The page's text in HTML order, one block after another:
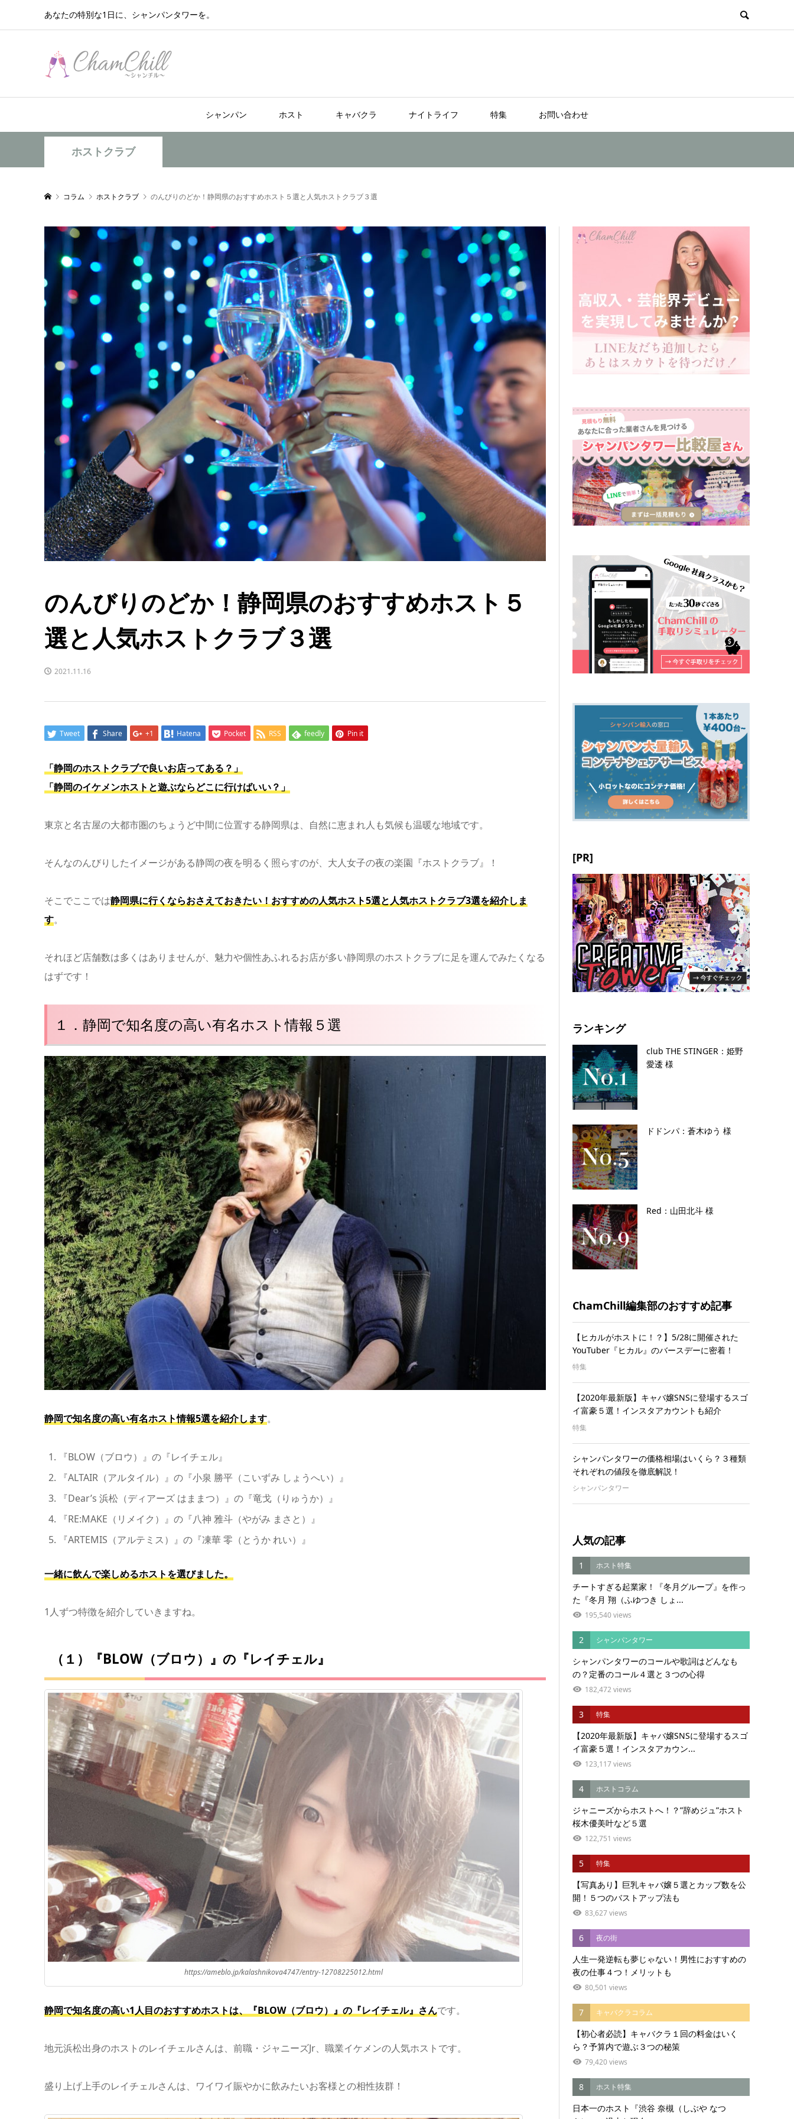
あなたの特別な1日に、シャンパンタワーを。
シャンパン ホスト キャバクラ ナイトライフ 特集 お問い合わせ
ホストクラブ
コラム ホストクラブ のんびりのどか！静岡県のおすすめホスト５選と人気ホストクラブ３選
のんびりのどか！静岡県のおすすめホスト５
選と人気ホストクラブ３選
2021.11.16
Tweet Share +1 Hatena Pocket RSS feedly Pin it
「静岡のホストクラブで良いお店ってある？」
「静岡のイケメンホストと遊ぶならどこに行けばいい？」
東京と名古屋の大都市圏のちょうど中間に位置する静岡県は、自然に恵まれ人も気候も温暖な地域です。
そんなのんびりしたイメージがある静岡の夜を明るく照らすのが、大人女子の夜の楽園『ホストクラブ』！
そこでここでは静岡県に行くならおさえておきたい！おすすめの人気ホスト5選と人気ホストクラブ3選を紹介しま
す。
それほど店舗数は多くはありませんが、魅力や個性あふれるお店が多い静岡県のホストクラブに足を運んでみたくなる
はずです！
１．静岡で知名度の高い有名ホスト情報５選
静岡で知名度の高い有名ホスト情報5選を紹介します。
『BLOW（ブロウ）』の『レイチェル』
『ALTAIR（アルタイル）』の『小泉 勝平（こいずみ しょうへい）』
『Dear’s 浜松（ディアーズ はままつ）』の『竜戈（りゅうか）』
『RE:MAKE（リメイク）』の『八神 雅斗（やがみ まさと）』
『ARTEMIS（アルテミス）』の『凍華 零（とうか れい）』
一緒に飲んで楽しめるホストを選びました。
1人ずつ特徴を紹介していきますね。
（１）『BLOW（ブロウ）』の『レイチェル』
https://ameblo.jp/kalashnikova4747/entry-12708225012.html
静岡で知名度の高い1人目のおすすめホストは、『BLOW（ブロウ）』の『レイチェル』さんです。
地元浜松出身のホストのレイチェルさんは、前職・ジャニーズJr、職業イケメンの人気ホストです。
盛り上げ上手のレイチェルさんは、ワイワイ賑やかに飲みたいお客様との相性抜群！
[PR]
ランキング
club THE STINGER：姫野
愛逶 様
ドドンパ：蒼木ゆう 様
Red：山田北斗 様
ChamChill編集部のおすすめ記事
【ヒカルがホストに！？】5/28に開催された
YouTuber『ヒカル』のバースデーに密着！
特集
【2020年最新版】キャバ嬢SNSに登場するスゴ
イ富豪５選！インスタアカウントも紹介
特集
シャンパンタワーの価格相場はいくら？３種類
それぞれの値段を徹底解説！
シャンパンタワー
人気の記事
1 ホスト特集
チートすぎる起業家！『冬月グループ』を作っ
た『冬月 翔（ふゆつき しょ...
195,540 views
2 シャンパンタワー
シャンパンタワーのコールや歌詞はどんなも
の？定番のコール４選と３つの心得
182,472 views
3 特集
【2020年最新版】キャバ嬢SNSに登場するスゴ
イ富豪５選！インスタアカウン...
123,117 views
4 ホストコラム
ジャニーズからホストへ！？”辞めジュ”ホスト
桜木優美叶など５選
122,751 views
5 特集
【写真あり】巨乳キャバ嬢５選とカップ数を公
開！５つのバストアップ法も
83,627 views
6 夜の街
人生一発逆転も夢じゃない！男性におすすめの
夜の仕事４つ！メリットも
80,501 views
7 キャバクラコラム
【初心者必読】キャバクラ１回の料金はいく
ら？予算内で遊ぶ３つの秘策
79,420 views
8 ホスト特集
日本一のホスト『渋谷 奈槻（しぶや なつ